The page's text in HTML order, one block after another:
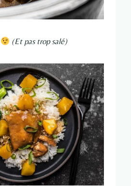
(Et pas trop salé)